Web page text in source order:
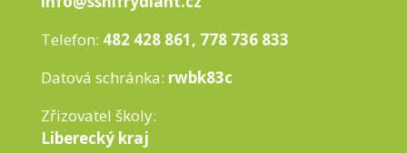
Telefon: 482 428 861, 778 736 833
Datová schránka: rwbk83c
Zřizovatel školy:
Liberecký kraj